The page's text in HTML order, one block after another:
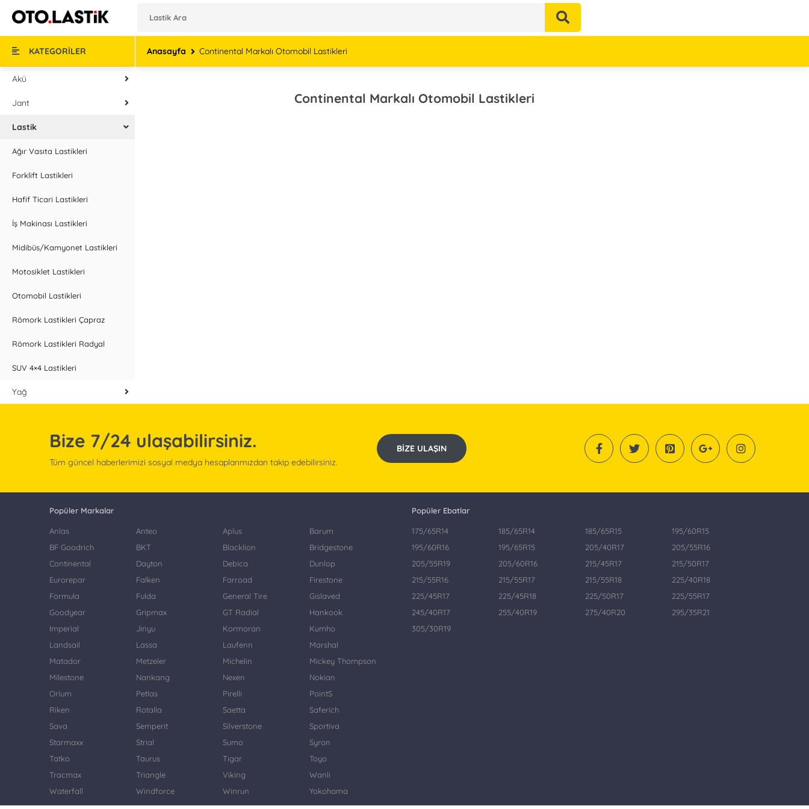
KATEGORİLER
Akü
Jant
Lastik
Ağır Vasıta Lastikleri
Forklift Lastikleri
Hafif Ticari Lastikleri
İş Makinası Lastikleri
Midibüs/Kamyonet Lastikleri
Motosiklet Lastikleri
Otomobil Lastikleri
Römork Lastikleri Çapraz
Römork Lastikleri Radyal
SUV 4×4 Lastikleri
Yağ
Anasayfa Continental Markalı Otomobil Lastikleri
Continental Markalı Otomobil Lastikleri
Bize 7/24 ulaşabilirsiniz.
Tüm güncel haberlerimizi sosyal medya hesaplarımızdan takip edebilirsiniz.
BIZE ULAŞIN
Popüler Markalar
Anlas Anteo Aplus
Barum
BF Goodrich
BKT Blacklion
Bridgestone
Continental
Dayton Debica
Dunlop
Eurorepar
Falken Farroad
Firestone
Formula
Fulda General Tire
Gislaved
Goodyear
Gripmax GT Radial
Hankook
Imperial
Jinyu Kormoran
Kumho
Landsail
Lassa Laufenn
Marshal
Matador
Metzeler Michelin
Mickey Thompson
Milestone
Nankang Nexen
Nokian
Orium
Petlas Pirelli
PointS
Riken
Rotalla Saetta
Saferich
Sava
Semperit Silverstone
Sportiva
Starmaxx
Strial Sumo
Syron
Tatko
Taurus Tigar
Toyo
Tracmax
Triangle Viking
Wanli
Waterfall
Windforce Winrun Yokohama
Popüler Ebatlar
175/65R14 185/65R14 185/65R15
195/60R15
195/60R16
195/65R15 205/40R17
205/55R16
205/55R19
205/60R16 215/45R17
215/50R17
215/55R16
215/55R17 215/55R18
225/40R18
225/45R17
225/45R18 225/50R17
225/55R17
245/40R17
255/40R19 275/40R20
295/35R21
305/30R19